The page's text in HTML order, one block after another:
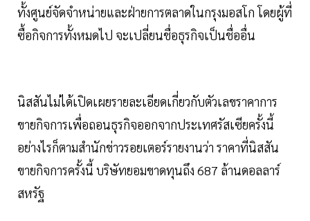
ทั้งศูนย์จัดจำหน่ายและฝ่ายการตลาดในกรุงมอสโก โดยผู้ที่
ซื้อกิจการทั้งหมดไป จะเปลี่ยนชื่อธุรกิจเป็นชื่ออื่น
นิสสันไม่ได้เปิดเผยรายละเอียดเกี่ยวกับตัวเลขราคาการ
ขายกิจการเพื่อถอนธุรกิจออกจากประเทศรัสเซียครั้งนี้
อย่างไรก็ตามสำนักข่าวรอยเตอร์รายงานว่า ราคาที่นิสสัน
ขายกิจการครั้งนี้ บริษัทยอมขาดทุนถึง 687 ล้านดอลลาร์
สหรัฐ